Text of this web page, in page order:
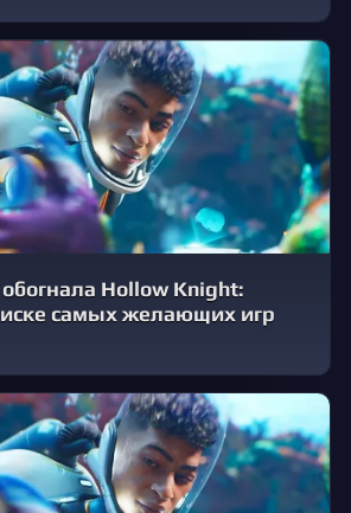
Hollow Knight:
самых желающих игр